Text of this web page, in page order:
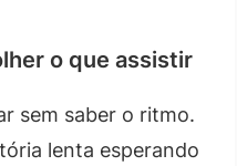
o que assistir
sem saber o ritmo.
lenta esperando